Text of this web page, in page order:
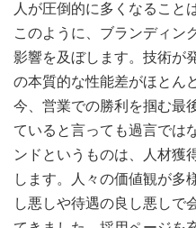
人が圧倒的に多くなること
このように、ブランディン
影響を及ぼします。技術が
の本質的な性能差がほとん
今、営業での勝利を掴む最
ていると言っても過言では
ンドというものは、人材獲
します。人々の価値観が多
し悪しや待遇の良し悪しで